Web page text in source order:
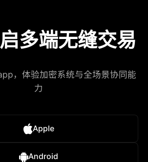
多端无缝交易
，体验加密系统与全场景协同能
力
Apple
Android